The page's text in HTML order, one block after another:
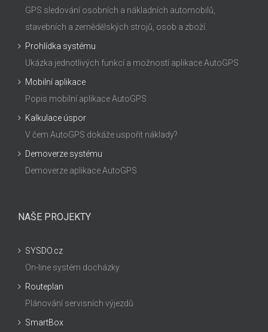
GPS sledování osobních a nákladních automobilů,
stavebních a zemědělských strojů, osob a zboží.
Prohlídka systému
Ukázka jednotlivých funkcí a možností aplikace AutoGPS
Mobilní aplikace
Popis mobilní aplikace AutoGPS
Kalkulace úspor
V čem AutoGPS dokáže uspořit náklady?
Demoverze systému
Demoverze aplikace AutoGPS
NAŠE PROJEKTY
SYSDO.cz
On-line systém docházky
Routeplan
Plánování servisních výjezdů
SmartBox